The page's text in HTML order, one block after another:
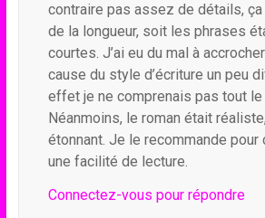
contraire pas assez de détails,
de la longueur, soit les phrases
courtes. J’ai eu du mal à
cause du style d’écriture un peu
effet je ne comprenais pas tout le
Néanmoins, le roman était
étonnant. Je le recommande pour
une facilité de lecture.
Connectez-vous pour répondre